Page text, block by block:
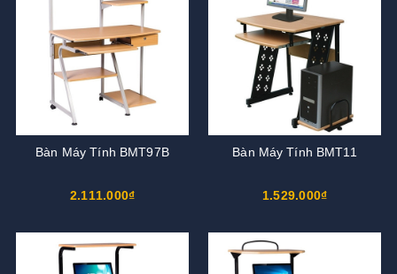
Bàn Máy Tính BMT97B
2.111.000₫
Bàn Máy Tính BMT11
1.529.000₫